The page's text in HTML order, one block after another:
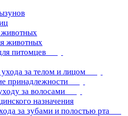
животных
питомцев
за телом и лицом
принадлежности
за волосами
назначения
за зубами и полостью рта